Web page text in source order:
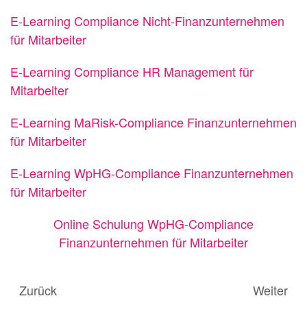
E-Learning Compliance Nicht-Finanzunternehmen
für Mitarbeiter
E-Learning Compliance HR Management für
Mitarbeiter
E-Learning MaRisk-Compliance Finanzunternehmen
für Mitarbeiter
E-Learning WpHG-Compliance Finanzunternehmen
für Mitarbeiter
Online Schulung WpHG-Compliance
Finanzunternehmen für Mitarbeiter
Zurück Weiter